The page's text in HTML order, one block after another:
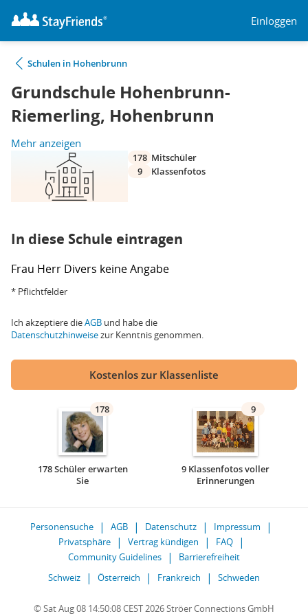
Einloggen
Schulen in Hohenbrunn
Grundschule Hohenbrunn-
Riemerling, Hohenbrunn
Mehr anzeigen
178 Mitschüler
9
Klassenfotos
In diese Schule eintragen
Frau Herr Divers keine Angabe
* Pflichtfelder
Ich akzeptiere dieAGB und habe die
Datenschutzhinweisezur Kenntnis genommen.
Kostenlos zur Klassenliste
178
178 Schüler erwarten
Sie
9
9 Klassenfotos voller
Erinnerungen
Personensuche AGB Datenschutz
Impressum
Privatsphäre
Vertrag kündigen
FAQ
Community Guidelines
Barrierefreiheit
Schweiz
Österreich Frankreich Schweden
© Sat Aug 08 14:50:08 CEST 2026 Ströer Connections GmbH